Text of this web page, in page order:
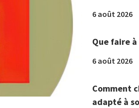
6 août 2026
Que faire
6 août 2026
Comment
adapté à